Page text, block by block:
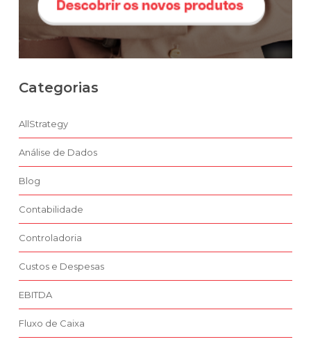
Categorias
AllStrategy
Análise de Dados
Blog
Contabilidade
Controladoria
Custos e Despesas
EBITDA
Fluxo de Caixa